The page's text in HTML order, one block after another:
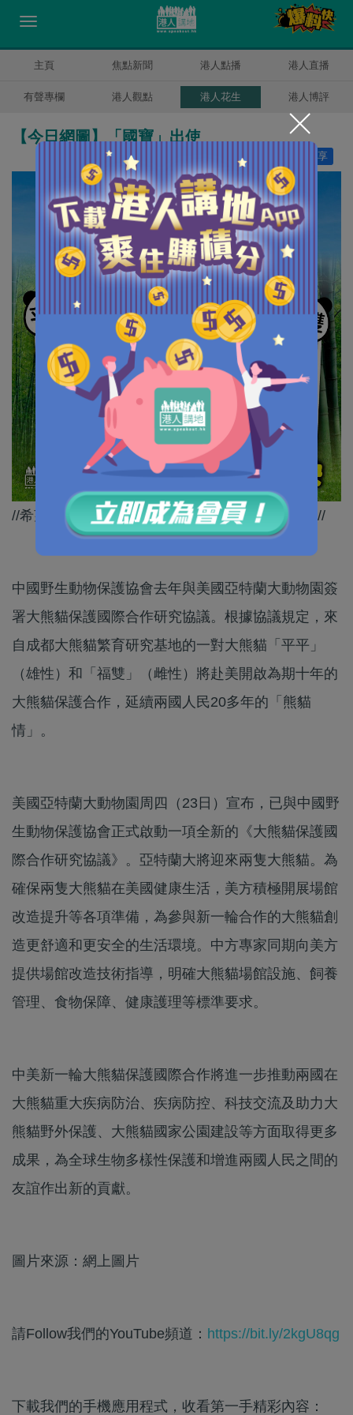
主頁 焦點新聞 港人點播 港人直播
有聲專欄 港人觀點 港人花生 港人博評
【今日網圖】「國寶」出使
分享
讚好
//希望一對大熊貓喺美國健健康康、快快樂樂啦！//
中國野生動物保護協會去年與美國亞特蘭大動物園簽
署大熊貓保護國際合作研究協議。根據協議規定，來
自成都大熊貓繁育研究基地的一對大熊貓「平平」
（雄性）和「福雙」（雌性）將赴美開啟為期十年的
大熊貓保護合作，延續兩國人民20多年的「熊貓
情」。
美國亞特蘭大動物園周四（23日）宣布，已與中國野
生動物保護協會正式啟動一項全新的《大熊貓保護國
際合作研究協議》。亞特蘭大將迎來兩隻大熊貓。為
確保兩隻大熊貓在美國健康生活，美方積極開展場館
改造提升等各項準備，為參與新一輪合作的大熊貓創
造更舒適和更安全的生活環境。中方專家同期向美方
提供場館改造技術指導，明確大熊貓場館設施、飼養
管理、食物保障、健康護理等標準要求。
中美新一輪大熊貓保護國際合作將進一步推動兩國在
大熊貓重大疾病防治、疾病防控、科技交流及助力大
熊貓野外保護、大熊貓國家公園建設等方面取得更多
成果，為全球生物多樣性保護和增進兩國人民之間的
友誼作出新的貢獻。
圖片來源：網上圖片
請Follow我們的YouTube頻道： https://bit.ly/2kgU8qg
下載我們的手機應用程式，收看第一手精彩內容：